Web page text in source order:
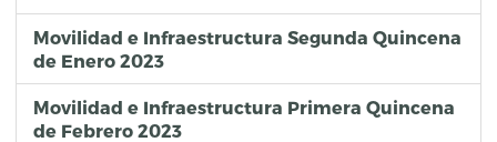
Movilidad e Infraestructura Segunda Quincena
de Enero 2023
Movilidad e Infraestructura Primera Quincena
de Febrero 2023